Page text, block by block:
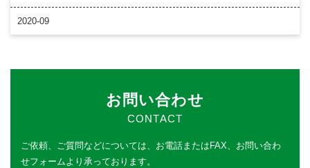
2020-09
お問い合わせ
CONTACT
ご依頼、ご質問などについては、 お電話またはFAX、お問い合わ
せフォームより承っております。